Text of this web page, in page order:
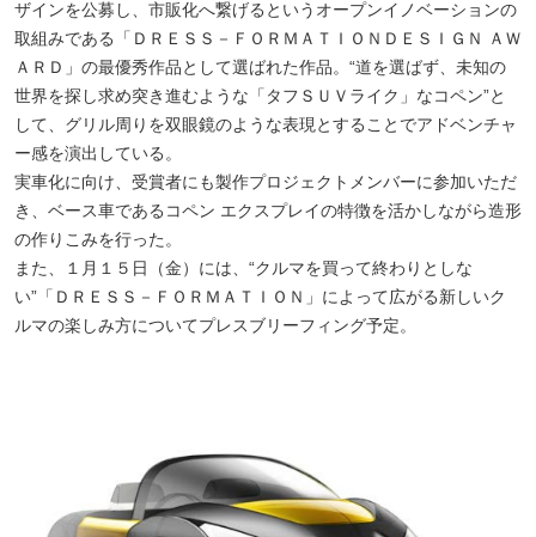
ザインを公募し、市販化へ繋げるというオープンイノベーションの
取組みである「ＤＲＥＳＳ－ＦＯＲＭＡＴＩＯＮＤＥＳＩＧＮ ＡＷ
ＡＲＤ」の最優秀作品として選ばれた作品。“道を選ばず、未知の
世界を探し求め突き進むような「タフＳＵＶライク」なコペン”と
して、グリル周りを双眼鏡のような表現とすることでアドベンチャ
ー感を演出している。
実車化に向け、受賞者にも製作プロジェクトメンバーに参加いただ
き、ベース車であるコペン エクスプレイの特徴を活かしながら造形
の作りこみを行った。
また、１月１５日（金）には、“クルマを買って終わりとしな
い”「ＤＲＥＳＳ－ＦＯＲＭＡＴＩＯＮ」によって広がる新しいク
ルマの楽しみ方についてプレスブリーフィング予定。